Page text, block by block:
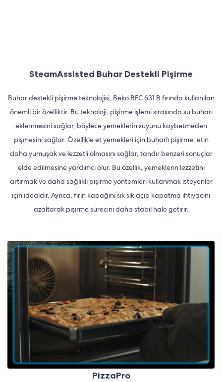
SteamAssisted Buhar Destekli Pişirme
Buhar destekli pişirme teknolojisi, Beko BFC 631 B fırında kullanılan
önemli bir özelliktir. Bu teknoloji, pişirme işlemi sırasında su buharı
eklenmesini sağlar, böylece yemeklerin suyunu kaybetmeden
pişmesini sağlar. Özellikle et yemekleri için buharlı pişirme, etin
daha yumuşak ve lezzetli olmasını sağlar, tandır benzeri sonuçlar
elde edilmesine yardımcı olur. Bu özellik, yemeklerin lezzetini
artırmak ve daha sağlıklı pişirme yöntemleri kullanmak isteyenler
için idealdir. Ayrıca, fırın kapağını sık sık açıp kapatma ihtiyacını
azaltarak pişirme sürecini daha stabil hale getirir.
PizzaPro